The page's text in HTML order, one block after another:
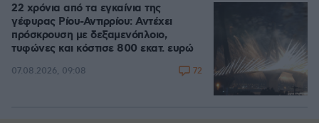
22 χρόνια από τα εγκαίνια της
γέφυρας Ρίου-Αντιρρίου: Αντέχει
πρόσκρουση με δεξαμενόπλοιο,
τυφώνες και κόστισε 800 εκατ. ευρώ
07.08.2026, 09:08 72